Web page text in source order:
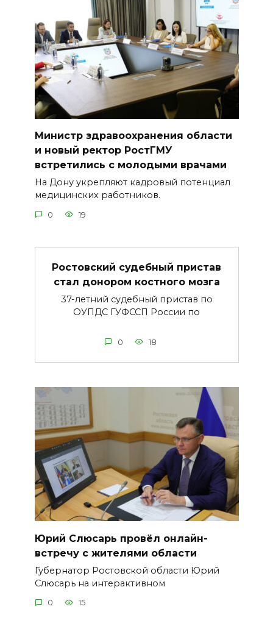
Министр здравоохранения области
и новый ректор РостГМУ
встретились с молодыми врачами
На Дону укрепляют кадровый потенциал
медицинских работников.
0 19
Ростовский судебный пристав
стал донором костного мозга
37-летний судебный пристав по
ОУПДС ГУФССП России по
0 18
Юрий Слюсарь провёл онлайн-
встречу с жителями области
Губернатор Ростовской области Юрий
Слюсарь на интерактивном
0 15